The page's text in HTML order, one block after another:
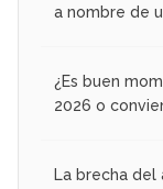
a nombre de
¿Es buen
2026 o
La brecha del